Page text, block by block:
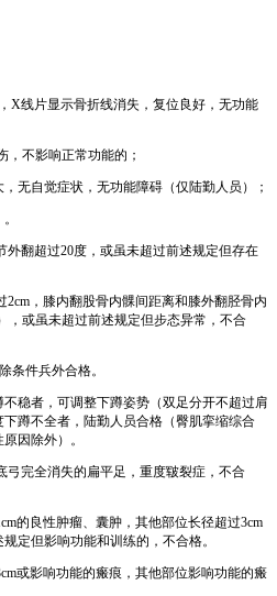
X线片显示骨折线消失，复位良好，无功能
，不影响正常功能的；
无自觉症状，无功能障碍（仅陆勤人员）；
外翻超过20度，或虽未超过前述规定但存在
，膝内翻股骨内髁间距离和膝外翻胫骨内
，或虽未超过前述规定但步态异常，不合
条件兵外合格。
稳者，可调整下蹲姿势（双足分开不超过肩
蹲不全者，陆勤人员合格（臀肌挛缩综合
因除外）。
弓完全消失的扁平足，重度皲裂症，不合
的良性肿瘤、囊肿，其他部位长径超过3cm
定但影响功能和训练的，不合格。
或影响功能的瘢痕，其他部位影响功能的瘢